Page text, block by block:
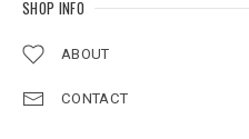
SHOP INFO
ABOUT
CONTACT